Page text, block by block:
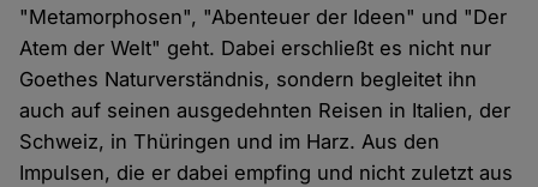
"Metamorphosen", "Abenteuer der Ideen" und "Der
Atem der Welt" geht. Dabei erschließt es nicht nur
Goethes Naturverständnis, sondern begleitet ihn
auch auf seinen ausgedehnten Reisen in Italien, der
Schweiz, in Thüringen und im Harz. Aus den
Impulsen, die er dabei empfing und nicht zuletzt aus